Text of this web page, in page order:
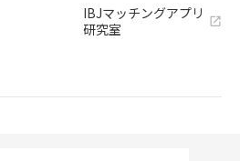
IBJマッチングアプリ
研究室